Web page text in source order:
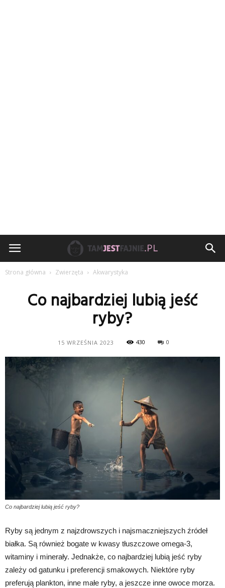
TamJestFajnie.pl
Strona główna Zwierzęta Akwarystyka
Co najbardziej lubią jeść
ryby?
15 WRZEŚNIA 2023 430 0
Co najbardziej lubią jeść ryby?
Ryby są jednym z najzdrowszych i najsmaczniejszych źródeł
białka. Są również bogate w kwasy tłuszczowe omega-3,
witaminy i minerały. Jednakże, co najbardziej lubią jeść ryby
zależy od gatunku i preferencji smakowych. Niektóre ryby
preferują plankton, inne małe ryby, a jeszcze inne owoce morza.